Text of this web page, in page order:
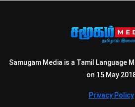
Samugam Media is a Tamil Language
on 15 May
Privacy Policy